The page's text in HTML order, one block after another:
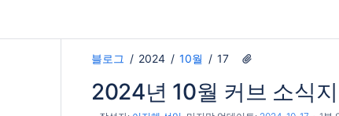
블로그 2024 10월 17
2024년 10월 커브 소식